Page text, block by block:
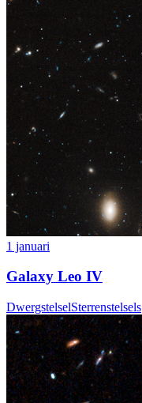
1 januari
Galaxy Leo IV
DwergstelselSterrenstelsels